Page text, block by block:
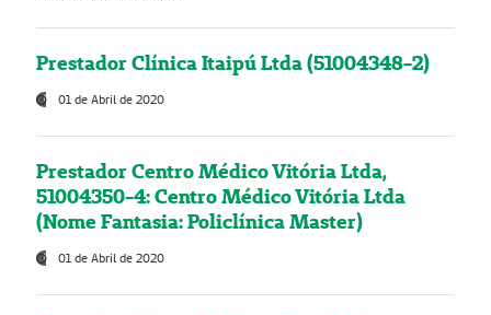
Prestador Clínica Itaipú Ltda (51004348-2)
01 de Abril de 2020
Prestador Centro Médico Vitória Ltda,
51004350-4: Centro Médico Vitória Ltda
(Nome Fantasia: Policlínica Master)
01 de Abril de 2020